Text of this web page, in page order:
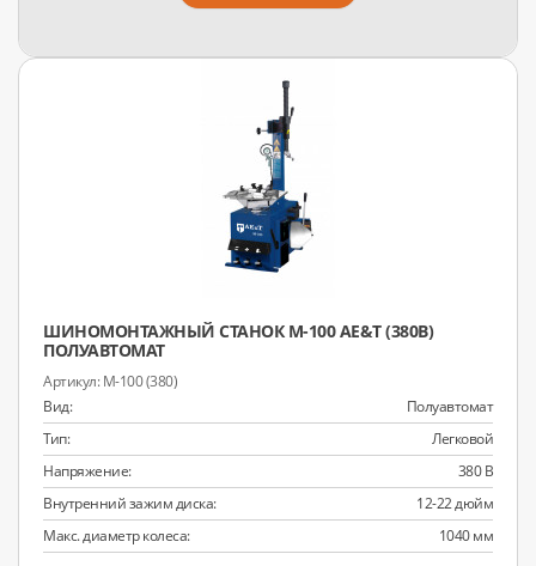
ШИНОМОНТАЖНЫЙ СТАНОК M-100 AE&T (380В)
ПОЛУАВТОМАТ
M-100 (380)
Вид:
Полуавтомат
Тип:
Легковой
Напряжение:
380 В
Внутренний зажим диска:
12-22 дюйм
Макс. диаметр колеса:
1040 мм